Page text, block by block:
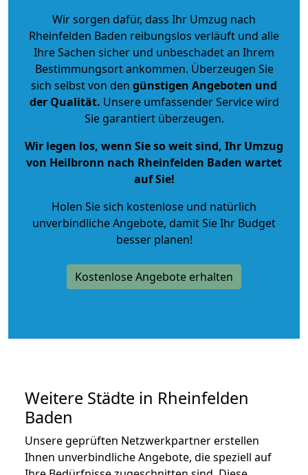
Wir sorgen dafür, dass Ihr Umzug nach
Rheinfelden Baden reibungslos verläuft und alle
Ihre Sachen sicher und unbeschadet an Ihrem
Bestimmungsort ankommen. Überzeugen Sie
sich selbst von den günstigen Angeboten und
der Qualität. Unsere umfassender Service wird
Sie garantiert überzeugen.
Wir legen los, wenn Sie so weit sind, Ihr Umzug
von Heilbronn nach Rheinfelden Baden wartet
auf Sie!
Holen Sie sich kostenlose und natürlich
unverbindliche Angebote, damit Sie Ihr Budget
besser planen!
Kostenlose Angebote erhalten
Weitere Städte in Rheinfelden
Baden
Unsere geprüften Netzwerkpartner erstellen
Ihnen unverbindliche Angebote, die speziell auf